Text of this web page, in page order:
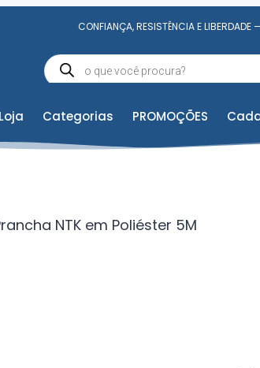
CONFIANÇA, RESISTÊNCIA E LIBERDADE
Loja Categorias PROMOÇÕES
NTK em Poliéster 5M